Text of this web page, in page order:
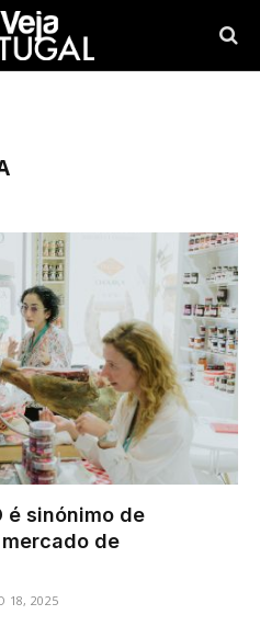
é sinónimo de
de
18, 2025